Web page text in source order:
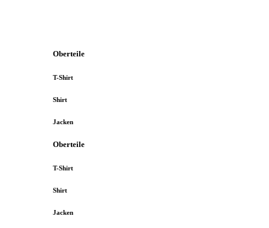
Oberteile
T-Shirt
Shirt
Jacken
Oberteile
T-Shirt
Shirt
Jacken